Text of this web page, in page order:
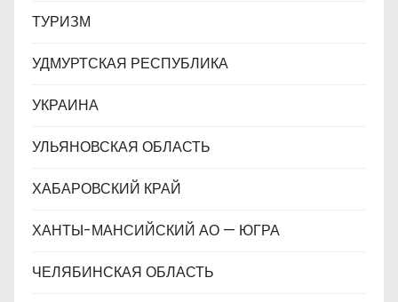
ТУРИЗМ
УДМУРТСКАЯ РЕСПУБЛИКА
УКРАИНА
УЛЬЯНОВСКАЯ ОБЛАСТЬ
ХАБАРОВСКИЙ КРАЙ
ХАНТЫ-МАНСИЙСКИЙ АО — ЮГРА
ЧЕЛЯБИНСКАЯ ОБЛАСТЬ